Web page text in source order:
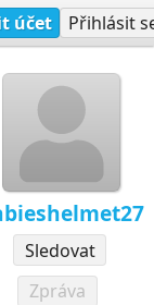
účet Přihlásit
Sledovat
Zpráva